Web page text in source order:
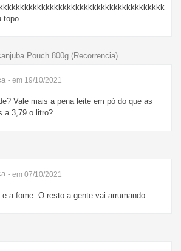
topo.
Pouch 800g (Recorrencia)
- em 19/10/2021
Vale mais a pena leite em pó do que as
a 3,79 o litro?
- em 07/10/2021
a fome. O resto a gente vai arrumando.